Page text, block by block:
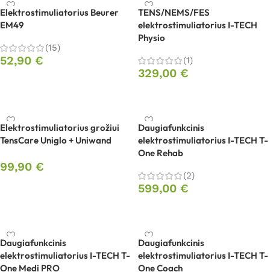
Elektrostimuliatorius Beurer
EM49
(15)
52,90 €
TENS/NEMS/FES
elektrostimuliatorius I-TECH
Physio
(1)
329,00 €
Elektrostimuliatorius grožiui
TensCare Uniglo + Uniwand
99,90 €
Daugiafunkcinis
elektrostimuliatorius I-TECH T-
One Rehab
(2)
599,00 €
Daugiafunkcinis
elektrostimuliatorius I-TECH T-
One Medi PRO
Daugiafunkcinis
elektrostimuliatorius I-TECH T-
One Coach